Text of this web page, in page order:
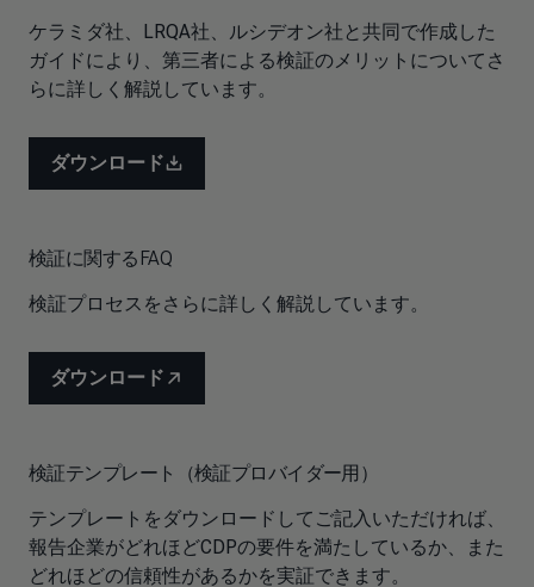
ケラミダ社、LRQA社、ルシデオン社と共同で作成した
ガイドにより、第三者による検証のメリットについてさ
らに詳しく解説しています。
ダウンロード
検証に関するFAQ
検証プロセスをさらに詳しく解説しています。
ダウンロード
検証テンプレート（検証プロバイダー用）
テンプレートをダウンロードしてご記入いただければ、
報告企業がどれほどCDPの要件を満たしているか、また
どれほどの信頼性があるかを実証できます。